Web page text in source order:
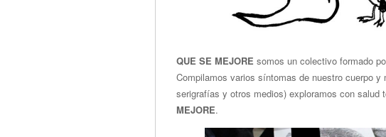
QUE SE MEJORE somos un colectivo formado
Compilamos varios síntomas de nuestro cuerpo
serigrafías y otros medios) exploramos con salud
MEJORE.